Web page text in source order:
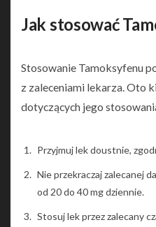
Jak stosować
Stosowanie Tamoksyfenu
z zaleceniami lekarza. Oto
dotyczących jego
Przyjmuj lek doustnie,
Nie przekraczaj zalecanej
od 20 do 40 mg dziennie.
Stosuj lek przez zalecany